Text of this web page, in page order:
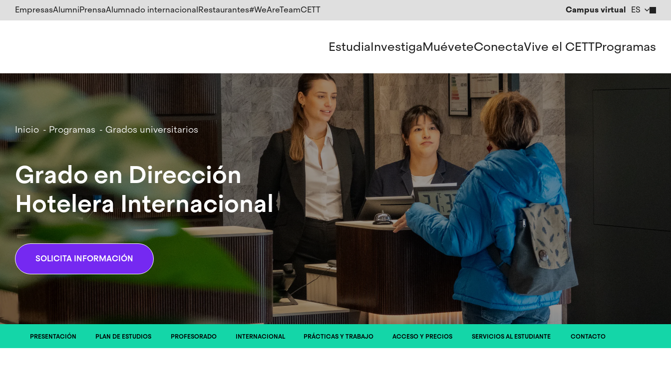
Salta
al
EmpresasAlumniPrensaAlumnado internacionalRestaurantes#WeAreTeamCETT Campus virtual ES
CA
EstudiaInvestigaMuéveteConectaVive el CETTProgramas
Breadcrumb
Inicio Programas Grados universitarios
Grado en Dirección
Hotelera Internacional
SOLICITA INFORMACIÓN
PRESENTACIÓN PLAN DE ESTUDIOS PROFESORADO INTERNACIONAL PRÁCTICAS Y TRABAJO ACCESO Y PRECIOS SERVICIOS AL ESTUDIANTE CONTACTO